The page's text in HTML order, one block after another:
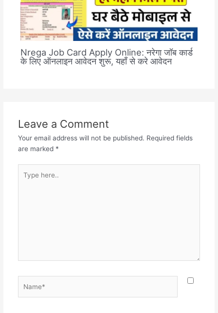
Nrega Job Card Apply Online: नरेगा जॉब कार्ड
के लिए ऑनलाइन आवेदन शुरू, यहाँ से करे आवेदन
Leave a Comment
Your email address will not be published. Required fields
are marked *
here..